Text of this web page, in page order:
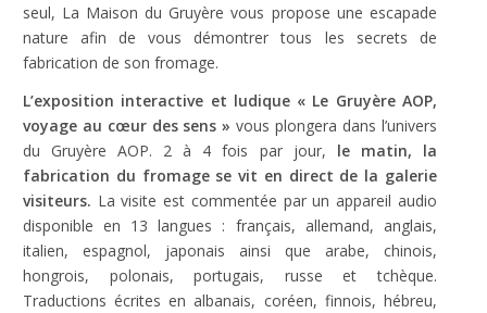
seul, La Maison du Gruyère vous propose une escapade
nature afin de vous démontrer tous les secrets de
fabrication de son fromage.
L’exposition interactive et ludique « Le Gruyère AOP,
voyage au cœur des sens » vous plongera dans l’univers
du Gruyère AOP. 2 à 4 fois par jour, le matin, la
fabrication du fromage se vit en direct de la galerie
visiteurs. La visite est commentée par un appareil audio
disponible en 13 langues : français, allemand, anglais,
italien, espagnol, japonais ainsi que arabe, chinois,
hongrois, polonais, portugais, russe et tchèque.
Traductions écrites en albanais, coréen, finnois, hébreu,
Nécessaire
Ces cookies ne
sont pas
facultatifs. Ils
sont
nécessaires au
fonctionnement
du site Web.